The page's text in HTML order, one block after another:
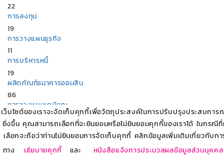
เว็บไซต์ของเราจะจัดเก็บคุกกี้เพื่อวัตถุประสงค์ในการปรับปรุงประสบการ
ยิ่งขึ้น คุณสามารถเลือกที่จะยินยอมหรือไม่ยินยอมคุกกี้ของเราได้ ในกรณีที่
เลือกจะถือว่าท่านไม่ยินยอมการจัดเก็บคุกกี้ คลิกข้อมูลเพิ่มเติมเกี่ยวกับก
ทาง
นโยบายคุกกี้ และ
หนังสือแจ้งการประมวลผลข้อมูลส่วนบุคคล
22
การลงทุน
19
การวางแผนธุรกิจ
11
การบริหารหนี้
19
ผลิตภัณฑ์ธนาคารออมสิน
86
การวางแผนเกษียณ
8
บริการทางการเงินกับธนาคารออมสิน
7
สร้างอาชีพ สร้างรายได้